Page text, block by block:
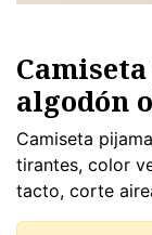
algodón
Camiseta
tirantes, color
tacto, corte